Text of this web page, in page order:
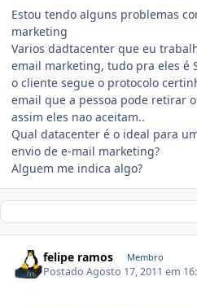
Estou tendo alguns problemas
marketing
Varios dadtacenter que eu
email marketing, tudo pra eles é
o cliente segue o protocolo
email que a pessoa pode retirar
assim eles nao aceitam..
Qual datacenter é o ideal para
envio de e-mail marketing?
Alguem me indica algo?
felipe ramos Membro
PostadoAgosto 17, 2011 em